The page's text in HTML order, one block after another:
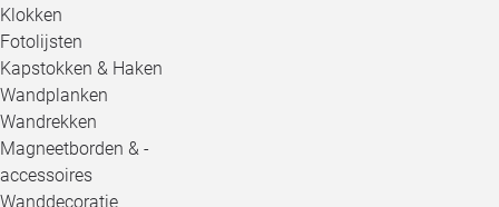
Klokken
Fotolijsten
Kapstokken & Haken
Wandplanken
Wandrekken
Magneetborden & -
accessoires
Wanddecoratie